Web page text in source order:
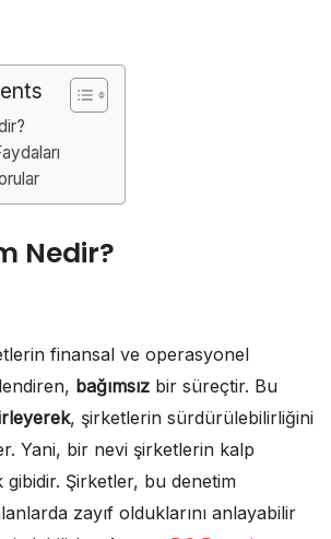
Nedir?
finansal ve operasyonel
bağımsız bir süreçtir. Bu
, şirketlerin sürdürülebilirliğini
Yani, bir nevi şirketlerin kalp
gibidir. Şirketler, bu denetim
zayıf olduklarını anlayabilir